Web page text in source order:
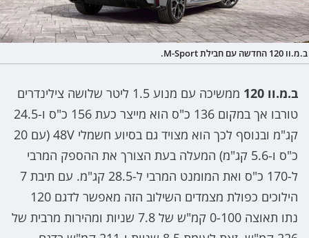
ב.מ.וו 120 החדשה עם חבילת M-Sport.
ב.מ.וו 120
ממשיכה עם מנוע 1.5 ליטר שלושה צילינדרים
טורבו אך במקום 136 כ"ס הוא מייצר כעת 156 כ"ס ו-24.5
קג"מ ובנוסף לכך הוא מצויד גם בסיוע חשמלי 48V (עם 20
כ"ס ו-5.6 קג"מ) המעלה בעת הצורך את ההספק המרבי
ל-170 כ"ס ואת המומנט המרבי ל-28.5 קג"מ. עם תיבת 7
הילוכים כפולת מצמדים השילוב הזה מאפשר לדגם 120
נתו תאוצה 0-100 קמ"ש של 7.8 שניות ומהירות מרבית של